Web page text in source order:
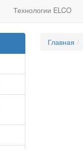
Технологии ELCO
Главная